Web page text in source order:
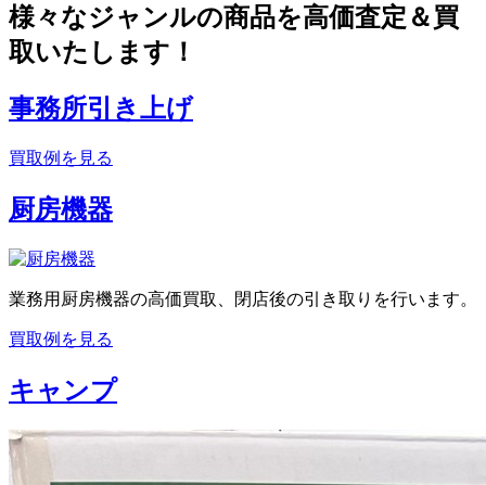
様々なジャンルの商品を高価査定＆買
取いたします！
事務所引き上げ
買取例を見る
厨房機器
業務用厨房機器の高価買取、閉店後の引き取りを行います。
買取例を見る
キャンプ